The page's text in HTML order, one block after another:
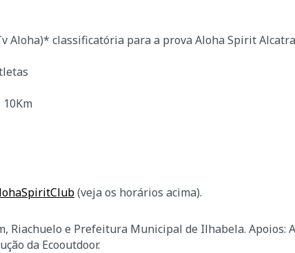
Aloha)* classificatória para a prova Aloha Spirit
10Km
(veja os horários acima).
Riachuelo e Prefeitura Municipal de Ilhabela. Apoios:
da Ecooutdoor.